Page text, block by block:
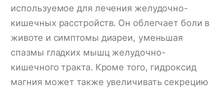
используемое для лечения желудочно-
кишечных расстройств. Он облегчает боли в
животе и симптомы диареи, уменьшая
спазмы гладких мышц желудочно-
кишечного тракта. Кроме того, гидроксид
магния может также увеличивать секрецию